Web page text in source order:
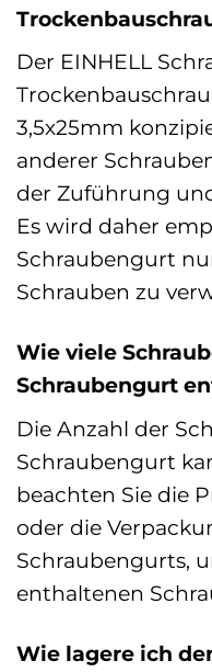
Der EINHELL
3,5x25mm
anderer
der Zuführung
Es wird daher
Schraubengurt
Schrauben zu
Wie viele
Schraubengurt
Die Anzahl der
Schraubengurt
beachten Sie die
oder die
Schraubengurts,
enthaltenen
Wie lagere ich